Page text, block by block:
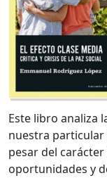
Este libro analiza
nuestra particular
pesar del
oportunidades y